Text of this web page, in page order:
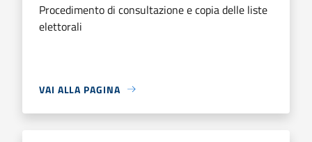
Procedimento di consultazione e copia delle liste
elettorali
VAI ALLA PAGINA